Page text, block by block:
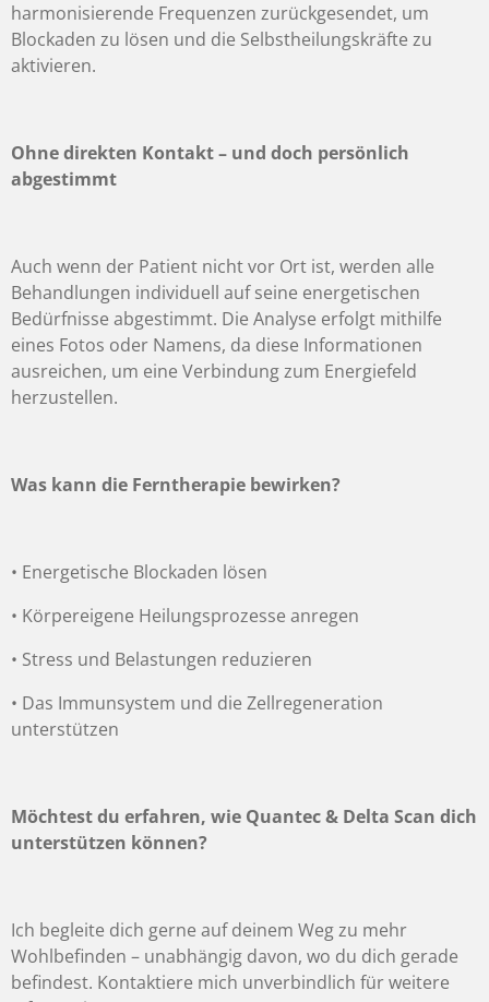
harmonisierende Frequenzen zurückgesendet, um
Blockaden zu lösen und die Selbstheilungskräfte zu
aktivieren.
Ohne direkten Kontakt – und doch persönlich
abgestimmt
Auch wenn der Patient nicht vor Ort ist, werden alle
Behandlungen individuell auf seine energetischen
Bedürfnisse abgestimmt. Die Analyse erfolgt mithilfe
eines Fotos oder Namens, da diese Informationen
ausreichen, um eine Verbindung zum Energiefeld
herzustellen.
Was kann die Ferntherapie bewirken?
• Energetische Blockaden lösen
• Körpereigene Heilungsprozesse anregen
• Stress und Belastungen reduzieren
• Das Immunsystem und die Zellregeneration
unterstützen
Möchtest du erfahren, wie Quantec & Delta Scan dich
unterstützen können?
Ich begleite dich gerne auf deinem Weg zu mehr
Wohlbefinden – unabhängig davon, wo du dich gerade
befindest. Kontaktiere mich unverbindlich für weitere